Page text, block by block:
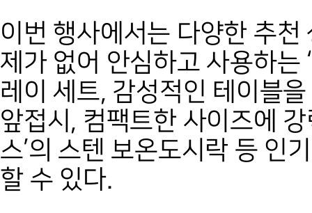
이번 행사에서는 다양한 추
제가 없어 안심하고 사용하는
레이 세트, 감성적인 테이블을
앞접시, 컴팩트한 사이즈에
스’의 스텐 보온도시락 등 인
할 수 있다.